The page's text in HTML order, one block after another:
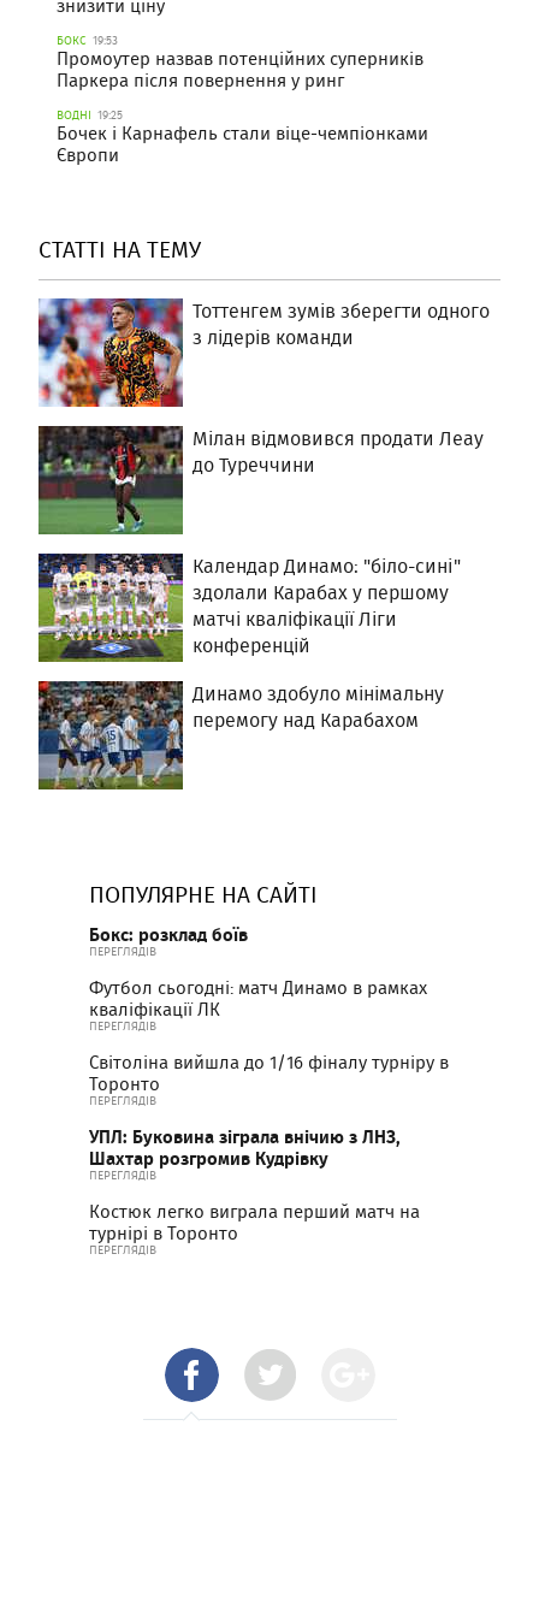
знизити ціну
БОКС 19:53
Промоутер назвав потенційних суперників
Паркера після повернення у ринг
ВОДНІ 19:25
Бочек і Карнафель стали віце-чемпіонками
Європи
СТАТТІ НА ТЕМУ
Тоттенгем зумів зберегти одного
з лідерів команди
Мілан відмовився продати Леау
до Туреччини
Календар Динамо: "біло-сині"
здолали Карабах у першому
матчі кваліфікації Ліги
конференцій
Динамо здобуло мінімальну
перемогу над Карабахом
ПОПУЛЯРНЕ НА САЙТІ
Бокс: розклад боїв
ПЕРЕГЛЯДІВ
Футбол сьогодні: матч Динамо в рамках
кваліфікації ЛК
ПЕРЕГЛЯДІВ
Світоліна вийшла до 1/16 фіналу турніру в
Торонто
ПЕРЕГЛЯДІВ
УПЛ: Буковина зіграла внічию з ЛНЗ,
Шахтар розгромив Кудрівку
ПЕРЕГЛЯДІВ
Костюк легко виграла перший матч на
турнірі в Торонто
ПЕРЕГЛЯДІВ